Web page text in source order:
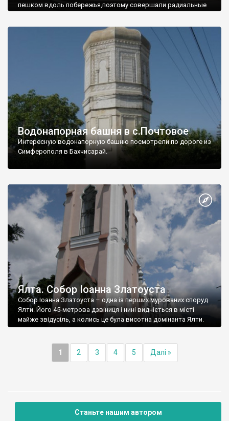
пешком вдоль побережья,поэтому совершали радиальные
Водонапорная башня в с.Почтовое
Интересную водонапорную башню посмотрели по дороге из
Симферополя в Бахчисарай.
Ялта. Собор Іоанна Златоуста
Собор Іоанна Златоуста – одна із перших мурованих споруд
Ялти. Його 45-метрова дзвіниця і нині видніється в місті
майже звідусіль, а колись це була висотна домінанта Ялти.
1 2 3 4 5 Далі »
Станьте нашим автором